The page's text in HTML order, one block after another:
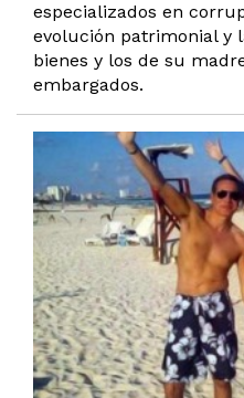
especializados en
evolución patrimonial y
bienes y los de su
embargados.